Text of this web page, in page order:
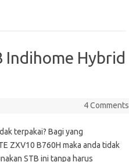
Indihome Hybrid
4 Comments
terpakai? Bagi yang
ZXV10 B760H maka anda tidak
STB ini tanpa harus